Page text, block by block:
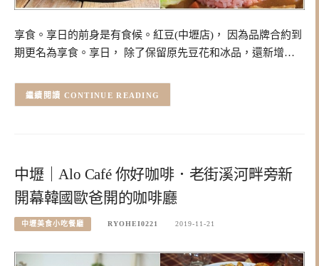
享食。享日的前身是有食候。紅豆(中壢店)， 因為品牌合約到
期更名為享食。享日， 除了保留原先豆花和冰品，還新增…
CONTINUE READING
中壢｜Alo Café 你好咖啡．老街溪河畔旁新
開幕韓國歐爸開的咖啡廳
中壢美食小吃餐廳 RYOHEI0221 2019-11-21